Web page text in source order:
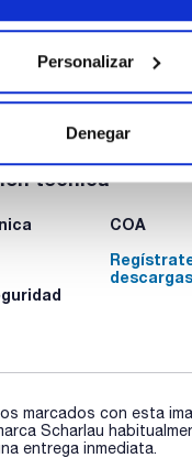
Personalizar
Denegar
técnica
COA
descargas
marcados con esta
Scharlau
entrega inmediata.